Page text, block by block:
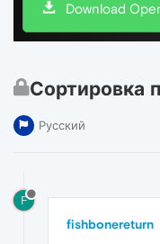
Download
Сортировка
Русский
F
fishbonereturn